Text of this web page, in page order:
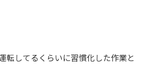
転してるくらいに習慣化した作業と